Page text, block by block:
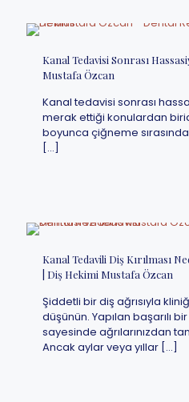
Kanal Tedavisi Sonrası
Mustafa Özcan
Kanal tedavisi sonrası
merak ettiği konulardan
boyunca çiğneme
[…]
Kanal Tedavili Diş Kırılması
| Diş Hekimi Mustafa Özcan
Şiddetli bir diş ağrısıyla
düşünün. Yapılan başarılı
sayesinde ağrılarınızdan
Ancak aylar veya yıllar […]